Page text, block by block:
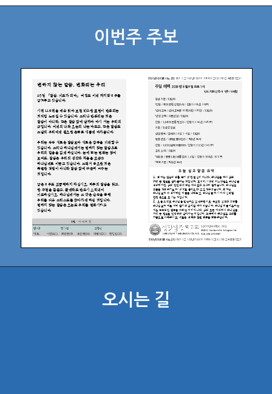
이번주 주보
오시는 길